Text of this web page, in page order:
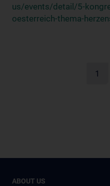
us/events/detail/5-
oesterreich-thema-
1
ABOUT US